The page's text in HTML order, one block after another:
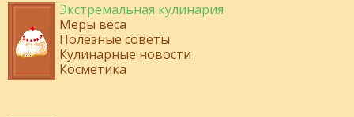
Экстремальная кулинария
Меры веса
Полезные советы
Кулинарные новости
Косметика